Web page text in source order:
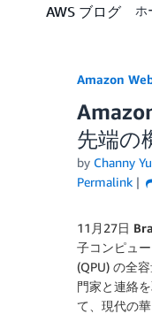
AWS ブログ ホ
Amazon
先端の
by Channy
Permalink
11月27日
子コンピュ
(QPU) の全
門家と連絡
て、現代の